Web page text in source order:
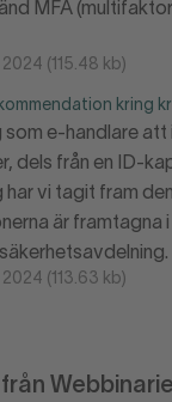
MFA
(115.48 kb)
kring
som e-handlare
dels från en ID-
vi tagit fram
är framtagna
(113.63 kb)